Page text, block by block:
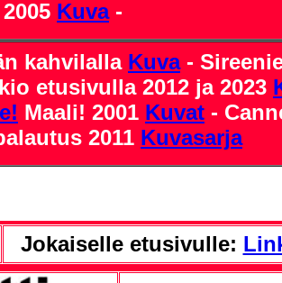
Kuva-
kahvilalla Kuva-
etusivulla 2012 ja 2023
Maali! 2001 Kuvat -
2011 Kuvasarja
Jokaiselle etusivulle: